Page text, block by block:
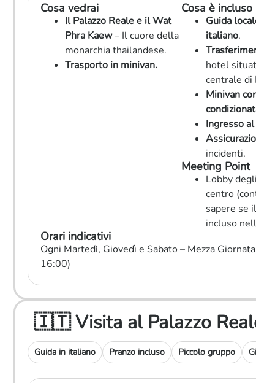
Cosa vedrai
Il Palazzo Reale e il Wat
Phra Kaew– Il cuore della
monarchia thailandese.
Trasporto in minivan.
Cosa è incluso
Guida
italiano.
hotel
centrale di
Minivan
Ingresso
incidenti.
Meeting Point
Lobby
centro
sapere se
incluso
Orari indicativi
Ogni Martedì, Giovedì e Sabato – Mezza
16:00)
🇮🇹 Visita al Palazzo
Guida in italiano Pranzo incluso Piccolo gruppo